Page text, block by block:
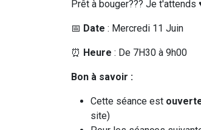
Prêt à bouger??? Je t'attends
📅 Date : Mercredi 11 Juin
⏰ Heure : De 7H30 à 9h00
Bon à savoir :
Cette séance est
site)